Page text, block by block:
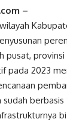
–
pusat,
pada 2023
sudah